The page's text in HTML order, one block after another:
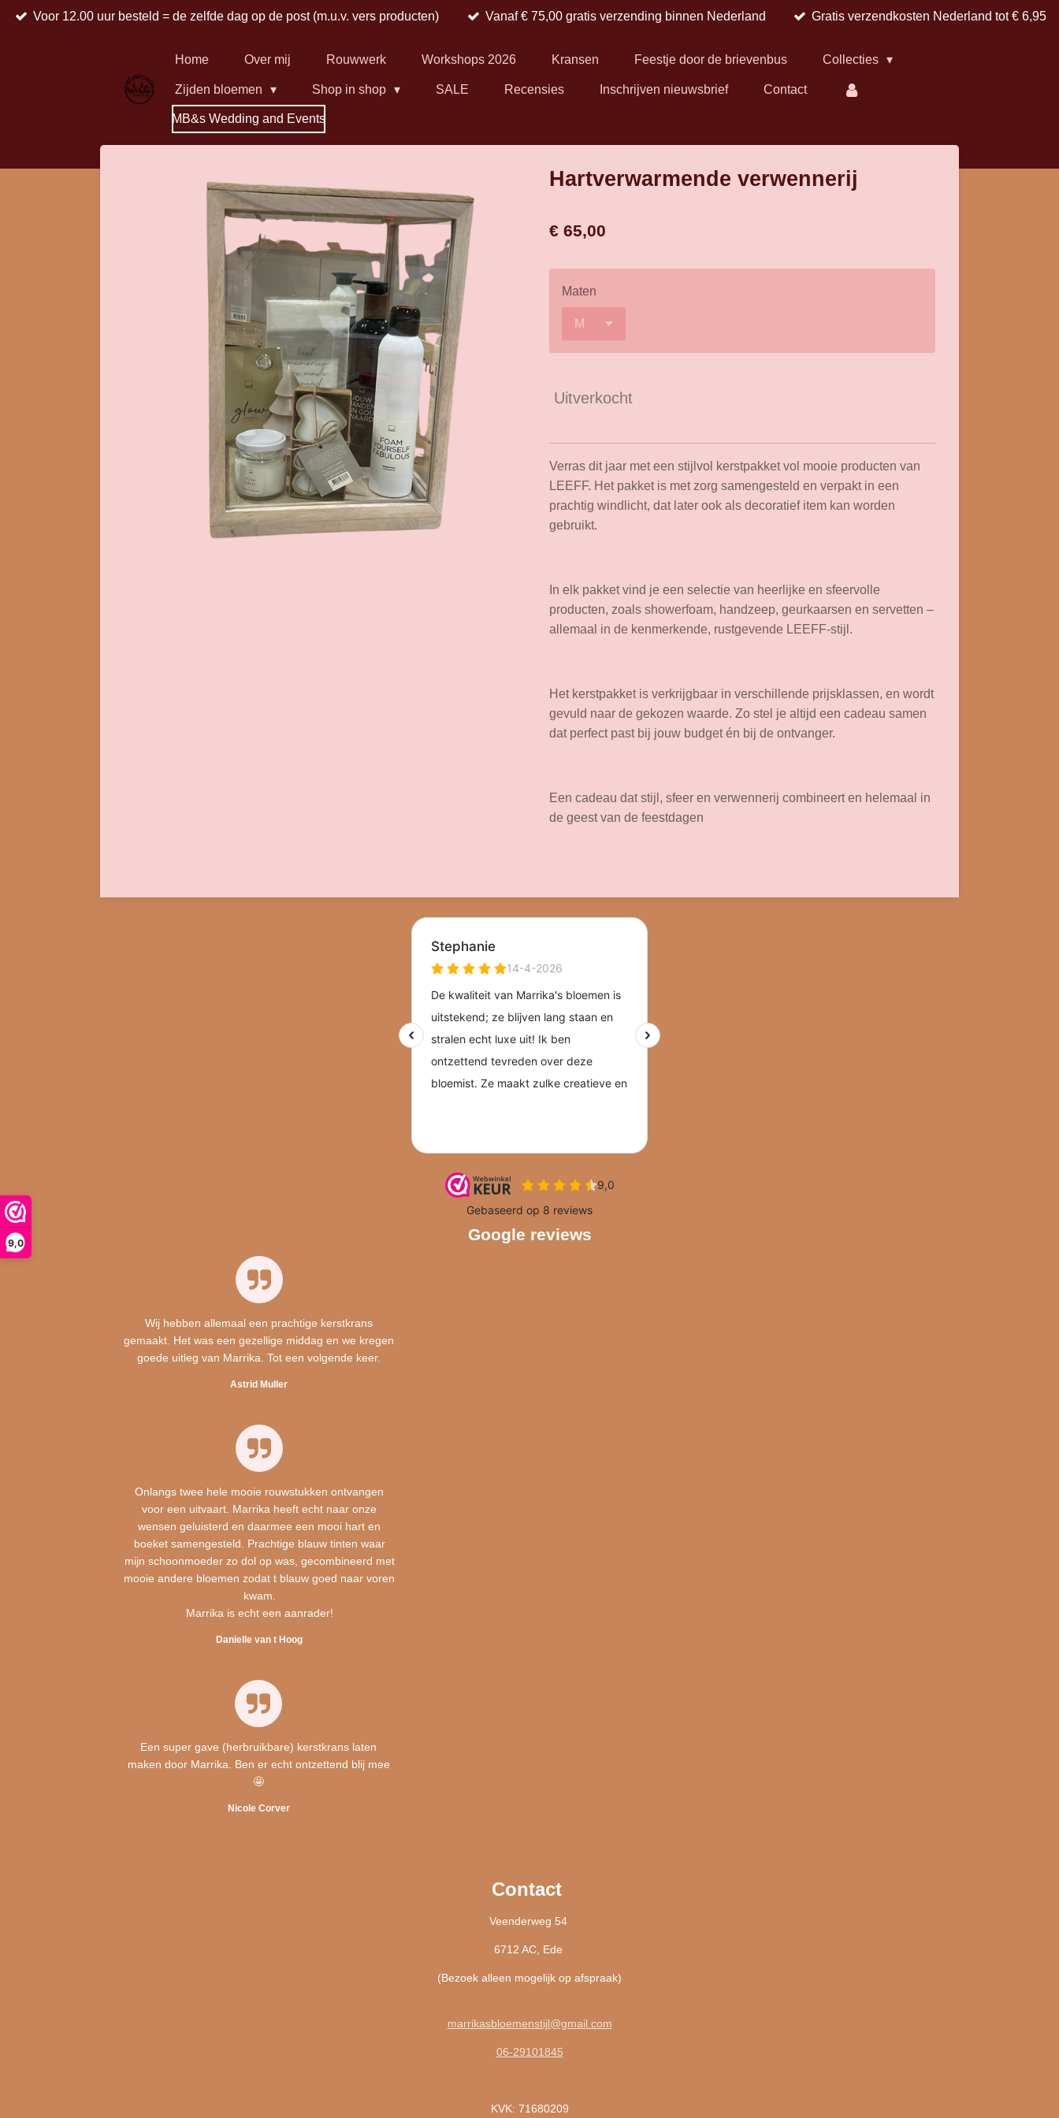
9,0
Ga
Voor 12.00 uur besteld = de zelfde dag op de post (m.u.v. vers producten) Vanaf € 75,00 gratis verzending binnen Nederland Gratis verzendkosten Nederland tot € 6,95
Home Over mij Rouwwerk Workshops 2026 Kransen Feestje door de brievenbus Collecties
Zijden bloemen Shop in shop SALE Recensies Inschrijven nieuwsbrief Contact
MB&s Wedding and Events
Hartverwarmende verwennerij
€ 65,00
Maten
Uitverkocht
Verras dit jaar met een stijlvol kerstpakket vol mooie producten van
LEEFF. Het pakket is met zorg samengesteld en verpakt in een
prachtig windlicht, dat later ook als decoratief item kan worden
gebruikt.
In elk pakket vind je een selectie van heerlijke en sfeervolle
producten, zoals showerfoam, handzeep, geurkaarsen en servetten –
allemaal in de kenmerkende, rustgevende LEEFF-stijl.
Het kerstpakket is verkrijgbaar in verschillende prijsklassen, en wordt
gevuld naar de gekozen waarde. Zo stel je altijd een cadeau samen
dat perfect past bij jouw budget én bij de ontvanger.
Een cadeau dat stijl, sfeer en verwennerij combineert en helemaal in
de geest van de feestdagen
Google reviews
Wij hebben allemaal een prachtige kerstkrans
gemaakt. Het was een gezellige middag en we kregen
goede uitleg van Marrika. Tot een volgende keer.
Astrid Muller
Onlangs twee hele mooie rouwstukken ontvangen
voor een uitvaart. Marrika heeft echt naar onze
wensen geluisterd en daarmee een mooi hart en
boeket samengesteld. Prachtige blauw tinten waar
mijn schoonmoeder zo dol op was, gecombineerd met
mooie andere bloemen zodat t blauw goed naar voren
kwam.
Marrika is echt een aanrader!
Danielle van t Hoog
Een super gave (herbruikbare) kerstkrans laten
maken door Marrika. Ben er echt ontzettend blij mee
🤩
Nicole Corver
Contact
Veenderweg 54
6712 AC, Ede
(Bezoek alleen mogelijk op afspraak)
marrikasbloemenstijl@gmail.com
06-29101845
KVK: 71680209